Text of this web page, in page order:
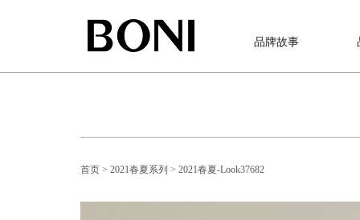
品牌故事
首页 > 2021春夏系列 > 2021春夏-Look37682